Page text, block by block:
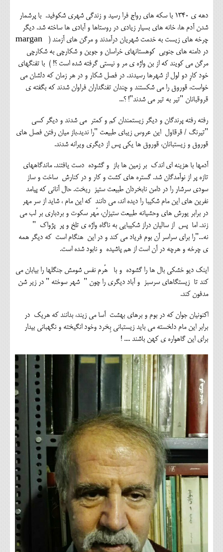
دهه ی 1340 با سکه های رواج فرا رسید و زندگی شهری شکوفید. با پرشمار
شدن آدم ها، خانه های بسیار زیادی در روستاها و آبادی ها ساخته شد. دیگر
چرخه های زیست به خدمت شهریان درآمدند و مرگن های آزمند ( margan
در دامنه های جنوبی کوهستانهای خراسان و جوین و شکارچی به شکارچی
مرگن می کویند که از بن واژه ی مر و نیستی گرفته شده است ؟! ) با تفنگهای
خود کارِ دو لول از شهرها رسیدند. در فصل شکار و در هر زمان که دلشان می
خواست، قوروق را می شکستند و چندان تفنگداران فراوان شدند که بگفته ی
قروقبانان "تیر به تیر می شدند"! ؟...
رفته رفته پرندگان و دیگر زیستمندان کم و کمتر می شدند و دیگر کسی
"تیرنگ / قرقاول این عروس زیبای طبیعت "را ندید.باز میان رفتن فصل های
قوروق و زیستبانان، قوروق ها یکی پس از دیگری ویرانه شدند.
آدمها با هزینه ای اندک بر زمین ها باز و گشوده دست یافتند. ماندگاههای
تازه پر از نوآمدگان شد. گستره های کشت و کار و در کنارش ساخت و ساز
سودی سرشار را در دامن نابخردان طبیعت ستیز ریخت. حال آنانی که پیامد
نفرین های این مام شکیبا را دیده اند، می دانند که این مام ، شاید از سر مهر
در برابر یورش های وحشیانه طبیعت ستیزان، مُهر سکوت و بردباری بر لب می
زند. اما پس از سالیان دراز شکیبایی به ناگاه واژه ی تلخ و پر پژواک "
نه..."را برای سراسر آن بوم فریاد می کند و در این هنگام است که دیگر همه
ی چرخه و هرچه در آن است از هم پاشیده و نابود شده است.
اینک دیو خشکی بال ها را گشوده و با هُرم نفس شومش جنگلها را بیابان می
کند تا زیستگاهای سرسبز و آباد دیگری را چون " شهر سوخته " در زیر شن
مدفون کند.
اکنونیان جوان که در بوم و برهای بهشت آسا می زیند، بدانند که هریک در
برابر این مام دلخسته می باید زیستبانی بِخرد وخود انگیخته و نگهبانی بیدار
برای این گاهواره ی کهن باشند .... !